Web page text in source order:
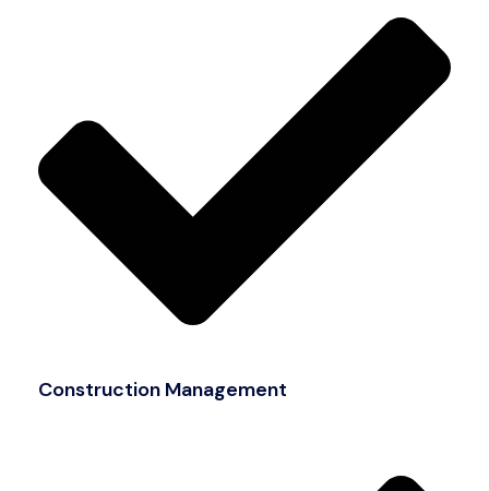
Construction Management